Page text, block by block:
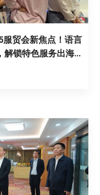
服贸会新焦点！语言
解锁特色服务出海新